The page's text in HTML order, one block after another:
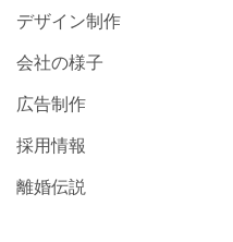
デザイン制作
会社の様子
広告制作
採用情報
離婚伝説